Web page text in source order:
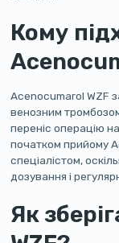
Кому
Acenocumarol WZF
венозним
переніс операцію
початком прийому
спеціалістом,
дозування і
Як